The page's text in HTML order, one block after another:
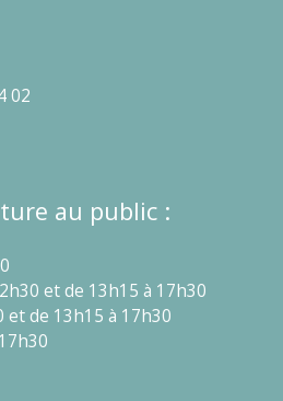
02
au public :
et de 13h15 à 17h30
et de 13h15 à 17h30